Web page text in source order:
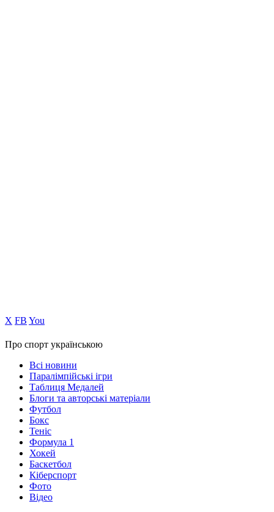
Х FB You
Про спорт українською
Всі новини
Паралімпійські ігри
Таблиця Медалей
Блоги та авторські матеріали
Футбол
Бокс
Теніс
Формула 1
Хокей
Баскетбол
Кіберспорт
Фото
Відео